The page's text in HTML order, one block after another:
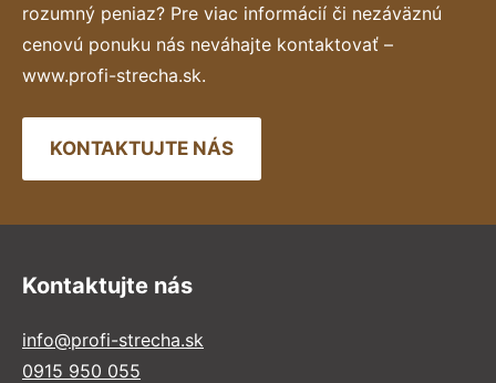
rozumný peniaz? Pre viac informácií či nezáväznú
cenovú ponuku nás neváhajte kontaktovať –
www.profi-strecha.sk.
KONTAKTUJTE NÁS
Kontaktujte nás
info@profi-strecha.sk
0915 950 055